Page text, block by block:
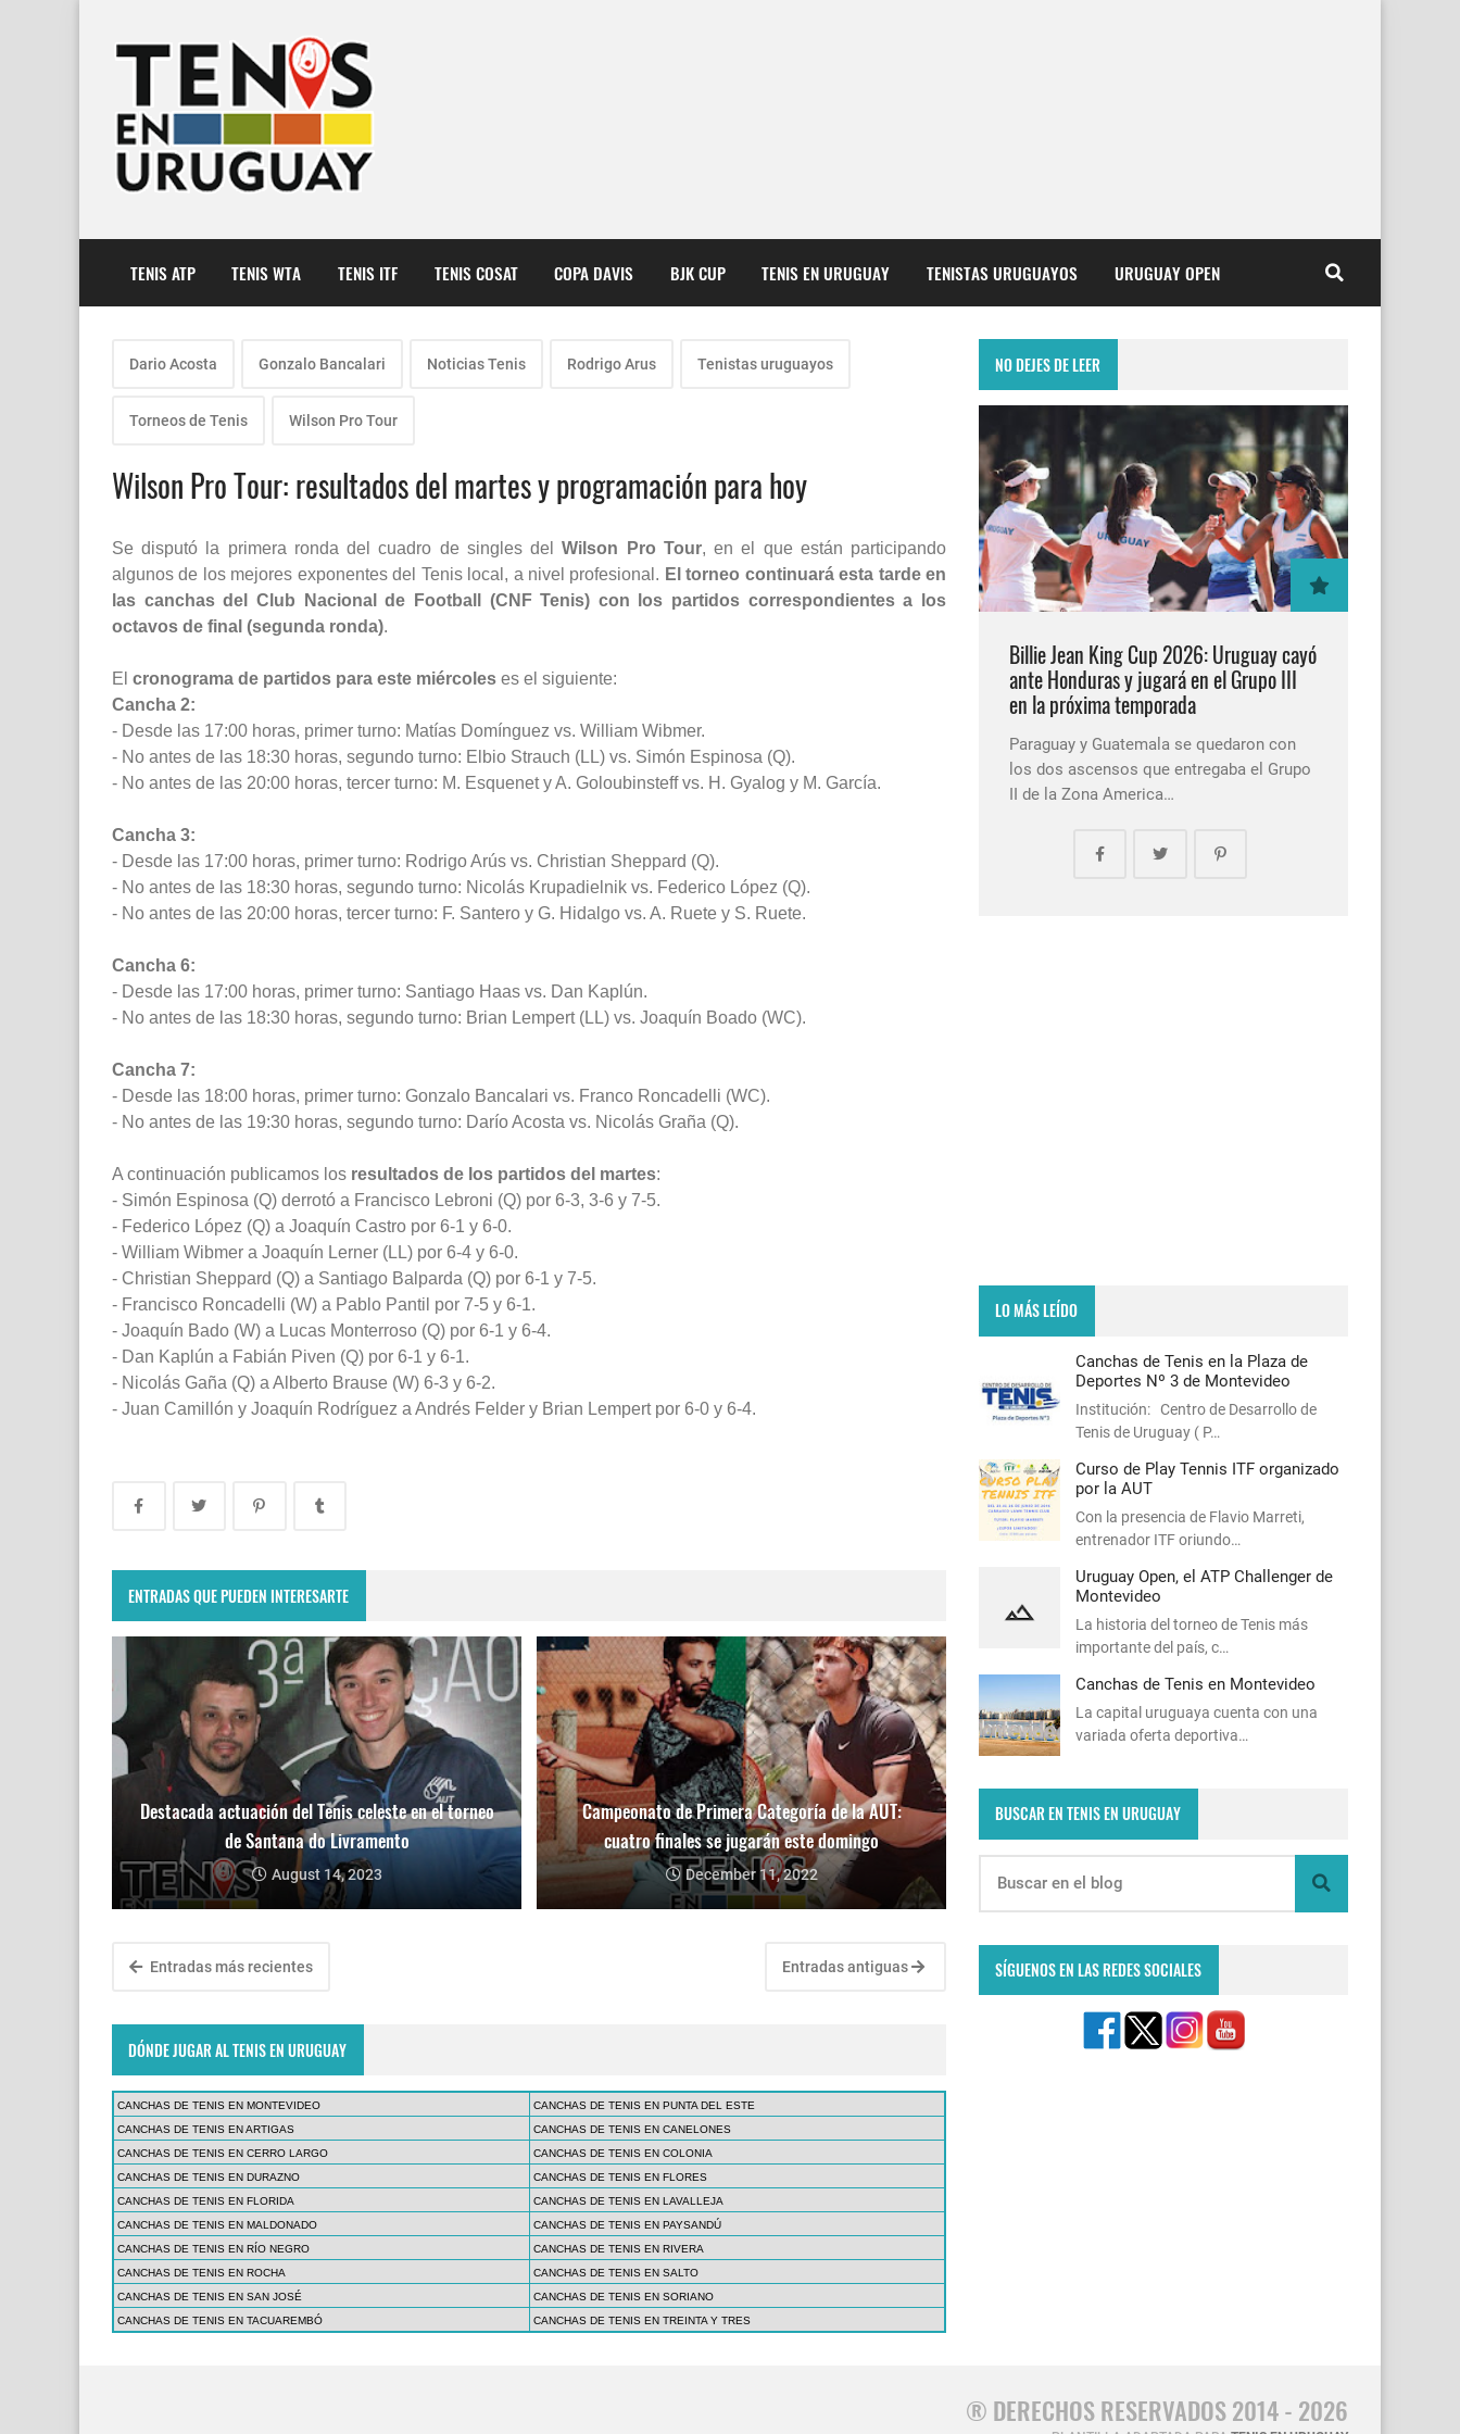
TENIS ATP TENIS WTA TENIS ITF TENIS COSAT COPA DAVIS BJK CUP TENIS EN URUGUAY TENISTAS URUGUAYOS URUGUAY OPEN
Dario Acosta Gonzalo Bancalari Noticias Tenis Rodrigo Arus Tenistas uruguayos
Torneos de Tenis Wilson Pro Tour
Wilson Pro Tour: resultados del martes y programación para hoy
Se disputó la primera ronda del cuadro de singles delWilson Pro Tour, en el que están participando
algunos de los mejores exponentes del Tenis local, a nivel profesional. El torneo continuará esta tarde en
las canchas del Club Nacional de Football (CNF Tenis) con los partidos correspondientes a los
octavos de final (segunda ronda).
El cronograma de partidos para este miércoles es el siguiente:
Cancha 2:
- Desde las 17:00 horas, primer turno: Matías Domínguez vs. William Wibmer.
- No antes de las 18:30 horas, segundo turno: Elbio Strauch (LL) vs. Simón Espinosa (Q).
- No antes de las 20:00 horas, tercer turno: M. Esquenet y A. Goloubinsteff vs. H. Gyalog y M. García.
Cancha 3:
- Desde las 17:00 horas, primer turno: Rodrigo Arús vs. Christian Sheppard (Q).
- No antes de las 18:30 horas, segundo turno: Nicolás Krupadielnik vs. Federico López (Q).
- No antes de las 20:00 horas, tercer turno: F. Santero y G. Hidalgo vs. A. Ruete y S. Ruete.
Cancha 6:
- Desde las 17:00 horas, primer turno: Santiago Haas vs. Dan Kaplún.
- No antes de las 18:30 horas, segundo turno: Brian Lempert (LL) vs. Joaquín Boado (WC).
Cancha 7:
- Desde las 18:00 horas, primer turno: Gonzalo Bancalari vs. Franco Roncadelli (WC).
- No antes de las 19:30 horas, segundo turno: Darío Acosta vs. Nicolás Graña (Q).
A continuación publicamos los resultados de los partidos del martes:
- Simón Espinosa (Q) derrotó a Francisco Lebroni (Q) por 6-3, 3-6 y 7-5.
- Federico López (Q) a Joaquín Castro por 6-1 y 6-0.
- William Wibmer a Joaquín Lerner (LL) por 6-4 y 6-0.
- Christian Sheppard (Q) a Santiago Balparda (Q) por 6-1 y 7-5.
- Francisco Roncadelli (W) a Pablo Pantil por 7-5 y 6-1.
- Joaquín Bado (W) a Lucas Monterroso (Q) por 6-1 y 6-4.
- Dan Kaplún a Fabián Piven (Q) por 6-1 y 6-1.
- Nicolás Gaña (Q) a Alberto Brause (W) 6-3 y 6-2.
- Juan Camillón y Joaquín Rodríguez a Andrés Felder y Brian Lempert por 6-0 y 6-4.
ENTRADAS QUE PUEDEN INTERESARTE
Destacada actuación del Tenis celeste en el torneo
de Santana do Livramento
August 14, 2023
Campeonato de Primera Categoría de la AUT:
cuatro finales se jugarán este domingo
December 11, 2022
Entradas más recientes Entradas antiguas
DÓNDE JUGAR AL TENIS EN URUGUAY
CANCHAS DE TENIS EN MONTEVIDEO
CANCHAS DE TENIS EN PUNTA DEL ESTE
CANCHAS DE TENIS EN ARTIGAS
CANCHAS DE TENIS EN CANELONES
CANCHAS DE TENIS EN CERRO LARGO
CANCHAS DE TENIS EN COLONIA
CANCHAS DE TENIS EN DURAZNO
CANCHAS DE TENIS EN FLORES
CANCHAS DE TENIS EN FLORIDA
CANCHAS DE TENIS EN LAVALLEJA
CANCHAS DE TENIS EN MALDONADO
CANCHAS DE TENIS EN PAYSANDÚ
CANCHAS DE TENIS EN RÍO NEGRO
CANCHAS DE TENIS EN RIVERA
CANCHAS DE TENIS EN ROCHA
CANCHAS DE TENIS EN SALTO
CANCHAS DE TENIS EN SAN JOSÉ
CANCHAS DE TENIS EN SORIANO
CANCHAS DE TENIS EN TACUAREMBÓ
CANCHAS DE TENIS EN TREINTA Y TRES
NO DEJES DE LEER
Billie Jean King Cup 2026: Uruguay cayó
ante Honduras y jugará en el Grupo III
en la próxima temporada
Paraguay y Guatemala se quedaron con
los dos ascensos que entregaba el Grupo
II de la Zona America…
LO MÁS LEÍDO
Canchas de Tenis en la Plaza de
Deportes Nº 3 de Montevideo
Institución: Centro de Desarrollo de
Tenis de Uruguay ( P…
Curso de Play Tennis ITF organizado
por la AUT
Con la presencia de Flavio Marreti,
entrenador ITF oriundo…
Uruguay Open, el ATP Challenger de
Montevideo
La historia del torneo de Tenis más
importante del país, c…
Canchas de Tenis en Montevideo
La capital uruguaya cuenta con una
variada oferta deportiva…
BUSCAR EN TENIS EN URUGUAY
SÍGUENOS EN LAS REDES SOCIALES
® DERECHOS RESERVADOS 2014 - 2026